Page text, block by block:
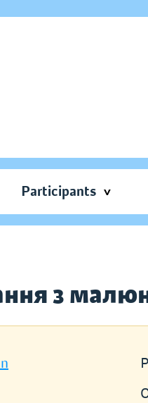
Participants
з